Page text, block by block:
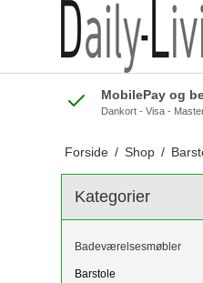
MobilePay og
Dankort - Visa -
Forside / Shop /
Kategorier
Badeværelsesmøbler
Barstole